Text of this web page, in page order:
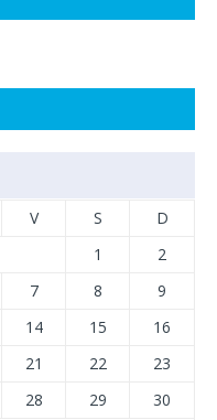
V S
D
1
2
7 8
9
14 15
16
21 22
23
28 29
30